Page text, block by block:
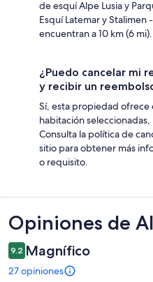
de esquí Alpe Lusia y
Esquí Latemar y
encuentran a 10 km (6 mi).
¿Puedo cancelar mi
y recibir un
Sí, esta propiedad ofrece
habitación
Consulta la política de
sitio para obtener más
o requisito.
Opiniones
Opiniones de
9.2 Magnífico
27 opiniones